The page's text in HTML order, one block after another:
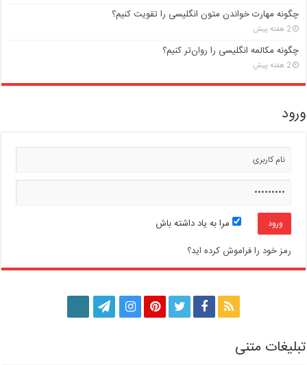
چگونه مهارت خواندن متون انگلیسی را تقویت کنیم؟
2 هفته پیش
چگونه مکالمه انگلیسی را روان‌تر کنیم؟
2 هفته پیش
ورود
مرا به یاد داشته باش
رمز خود را فراموش کرده اید؟
تبلیغات متنی